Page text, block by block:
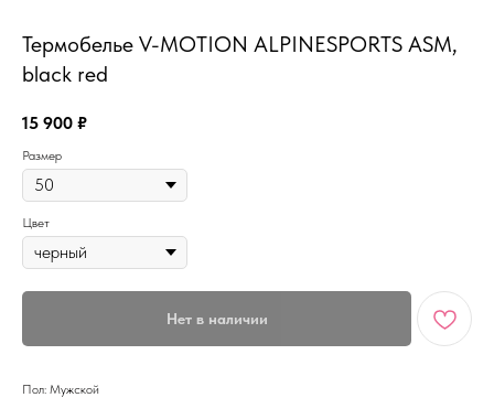
Термобелье V-MOTION ALPINESPORTS ASM,
black red
15 900 ₽
Размер
Цвет
Нет в наличии
Пол: Мужской